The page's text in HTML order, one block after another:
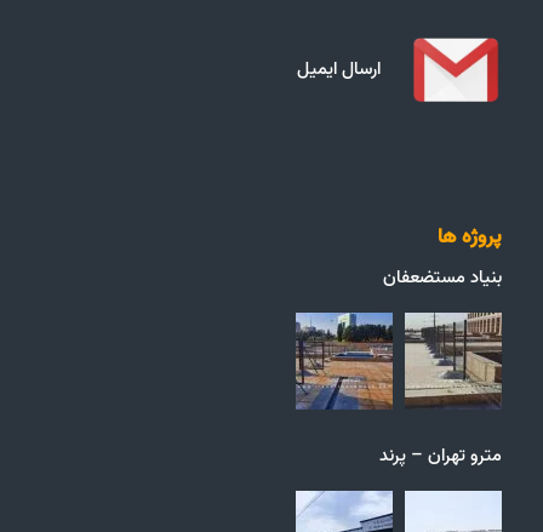
ارسال ایمیل
پروژه ها
بنیاد مستضعفان
مترو تهران – پرند